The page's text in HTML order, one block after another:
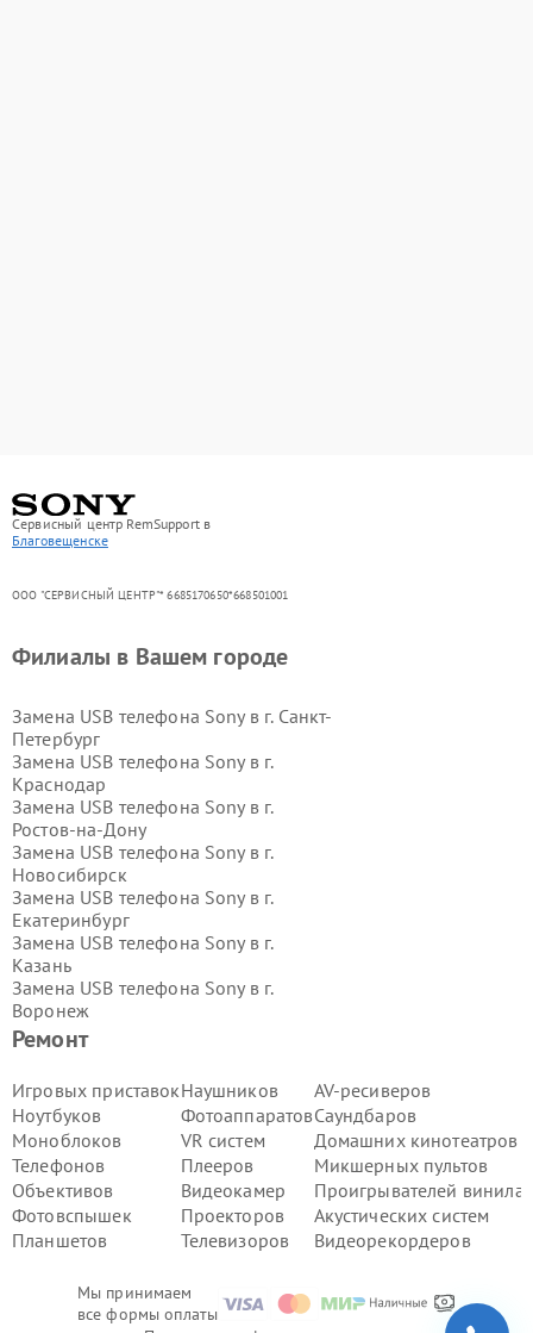
Сервисный центр RemSupport в
Благовещенске
ООО "СЕРВИСНЫЙ ЦЕНТР"* 6685170650*668501001
Мы принимаем
все формы оплаты
Ремонт
Игровых приставок
Ноутбуков
Моноблоков
Телефонов
Объективов
Фотовспышек
Планшетов
Наушников
Фотоаппаратов
VR систем
Плееров
Видеокамер
Проекторов
Телевизоров
AV-ресиверов
Саундбаров
Домашних кинотеатров
Микшерных пультов
Проигрывателей винила
Акустических систем
Видеорекордеров
Филиалы в Вашем городе
Замена USB телефона Sony в г. Санкт-
Петербург
Замена USB телефона Sony в г.
Краснодар
Замена USB телефона Sony в г.
Ростов-на-Дону
Замена USB телефона Sony в г.
Новосибирск
Замена USB телефона Sony в г.
Екатеринбург
Замена USB телефона Sony в г.
Казань
Замена USB телефона Sony в г.
Воронеж
Замена USB телефона Sony в г.
Волгоград
Самара
Замена USB телефона Sony в г.Пермь
Замена USB телефона Sony в г.
Красноярск
Замена USB телефона Sony в г.
Ижевск
Замена USB телефона Sony в г.
Замена USB телефона Sony в г.
Замена USB телефона Sony в г.